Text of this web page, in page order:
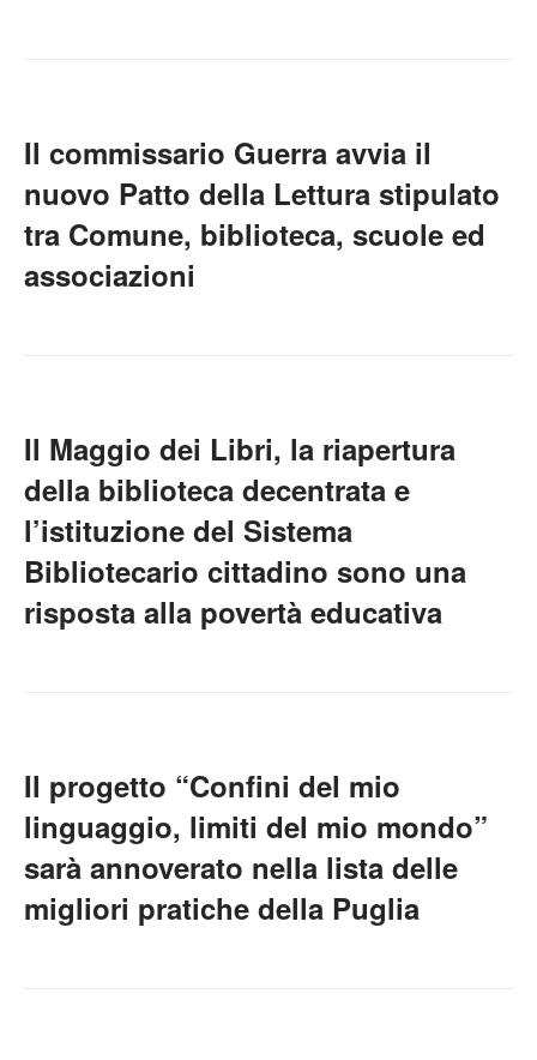
Il commissario Guerra avvia il
nuovo Patto della Lettura stipulato
tra Comune, biblioteca, scuole ed
associazioni
Il Maggio dei Libri, la riapertura
della biblioteca decentrata e
l’istituzione del Sistema
Bibliotecario cittadino sono una
risposta alla povertà educativa
Il progetto “Confini del mio
linguaggio, limiti del mio mondo”
sarà annoverato nella lista delle
migliori pratiche della Puglia